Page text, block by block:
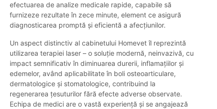
efectuarea de analize medicale rapide, capabile să
furnizeze rezultate în zece minute, element ce asigură
diagnosticarea promptă și eficientă a afecțiunilor.
Un aspect distinctiv al cabinetului Homevet îl reprezintă
utilizarea terapiei laser – o soluție modernă, neinvazivă, cu
impact semnificativ în diminuarea durerii, inflamațiilor și
edemelor, având aplicabilitate în boli osteoarticulare,
dermatologice și stomatologice, contribuind la
regenerarea țesuturilor fără efecte adverse observate.
Echipa de medici are o vastă experiență și se angajează